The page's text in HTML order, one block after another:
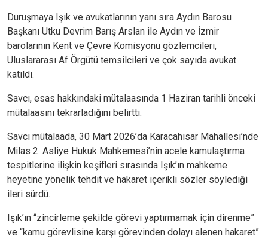
Duruşmaya Işık ve avukatlarının yanı sıra Aydın Barosu
Başkanı Utku Devrim Barış Arslan ile Aydın ve İzmir
barolarının Kent ve Çevre Komisyonu gözlemcileri,
Uluslararası Af Örgütü temsilcileri ve çok sayıda avukat
katıldı.
Savcı, esas hakkındaki mütalaasında 1 Haziran tarihli önceki
mütalaasını tekrarladığını belirtti.
Savcı mütalaada, 30 Mart 2026’da Karacahisar Mahallesi’nde
Milas 2. Asliye Hukuk Mahkemesi’nin acele kamulaştırma
tespitlerine ilişkin keşifleri sırasında Işık’ın mahkeme
heyetine yönelik tehdit ve hakaret içerikli sözler söylediği
ileri sürdü.
Işık’ın “zincirleme şekilde görevi yaptırmamak için direnme”
ve “kamu görevlisine karşı görevinden dolayı alenen hakaret”